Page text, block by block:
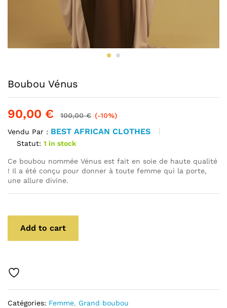
Boubou Vénus
90,00 € 100,00€ (-10%)
Vendu Par : BEST AFRICAN CLOTHES
Statut: 1 in stock
Ce boubou nommée Vénus est fait en soie de haute qualité
! Il a été conçu pour donner à toute femme qui la porte,
une allure divine.
Add to cart
Catégories: Femme, Grand boubou